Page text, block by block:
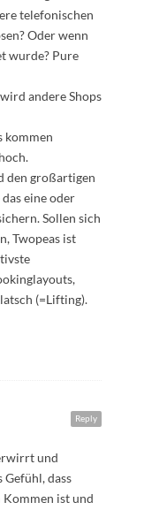
telefonischen
Oder wenn
wurde? Pure
andere Shops
kommen
den großartigen
eine oder
Sollen sich
Twopeas ist
(=Lifting).
Reply
und
Gefühl, dass
ist und